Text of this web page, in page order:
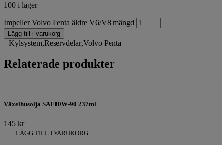
100 i lager
Impeller Volvo Penta äldre V6/V8 mängd
Lägg till i varukorg
Kylsystem,Reservdelar,Volvo Penta
Relaterade produkter
Växelhusolja SAE80W-90 237ml
145 kr
LÄGG TILL I VARUKORG